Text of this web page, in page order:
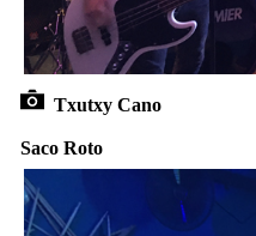
Txutxy Cano
Saco Roto